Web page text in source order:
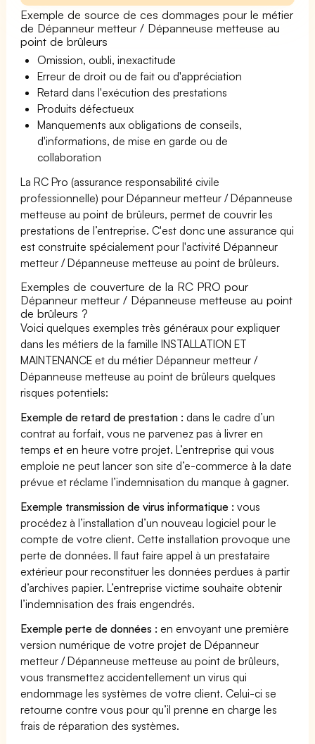
Exemple de source de ces dommages pour le métier
de Dépanneur metteur / Dépanneuse metteuse au
point de brûleurs
Omission, oubli, inexactitude
Erreur de droit ou de fait ou d'appréciation
Retard dans l'exécution des prestations
Produits défectueux
Manquements aux obligations de conseils,
d'informations, de mise en garde ou de
collaboration
La RC Pro (assurance responsabilité civile
professionnelle) pour Dépanneur metteur / Dépanneuse
metteuse au point de brûleurs, permet de couvrir les
prestations de l’entreprise. C'est donc une assurance qui
est construite spécialement pour l'activité Dépanneur
metteur / Dépanneuse metteuse au point de brûleurs.
Exemples de couverture de la RC PRO pour
Dépanneur metteur / Dépanneuse metteuse au point
de brûleurs ?
Voici quelques exemples très généraux pour expliquer
dans les métiers de la famille INSTALLATION ET
MAINTENANCE et du métier Dépanneur metteur /
Dépanneuse metteuse au point de brûleurs quelques
risques potentiels:
Exemple de retard de prestation : dans le cadre d’un
contrat au forfait, vous ne parvenez pas à livrer en
temps et en heure votre projet. L’entreprise qui vous
emploie ne peut lancer son site d’e-commerce à la date
prévue et réclame l’indemnisation du manque à gagner.
Exemple transmission de virus informatique : vous
procédez à l’installation d’un nouveau logiciel pour le
compte de votre client. Cette installation provoque une
perte de données. Il faut faire appel à un prestataire
extérieur pour reconstituer les données perdues à partir
d’archives papier. L’entreprise victime souhaite obtenir
l’indemnisation des frais engendrés.
Exemple perte de données : en envoyant une première
version numérique de votre projet de Dépanneur
metteur / Dépanneuse metteuse au point de brûleurs,
vous transmettez accidentellement un virus qui
endommage les systèmes de votre client. Celui-ci se
retourne contre vous pour qu’il prenne en charge les
frais de réparation des systèmes.